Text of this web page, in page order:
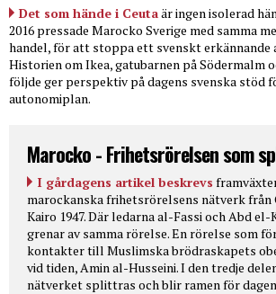
Det som hände i Ceutaär ingen isolerad
2016 pressade Marocko Sverige med samma
handel, för att stoppa ett svenskt erkännande
Historien om Ikea, gatubarnen på Södermalm
följde ger perspektiv på dagens svenska stöd
autonomiplan.
Marocko - Frihetsrörelsen som
I gårdagens artikel beskrevs
marockanska frihetsrörelsens nätverk från
Kairo 1947. Där ledarna al-Fassi och Abd
grenar av samma rörelse. En rörelse som
kontakter till Muslimska brödraskapets
vid tiden, Amin al-Husseini. I den tredje
nätverket splittras och blir ramen för